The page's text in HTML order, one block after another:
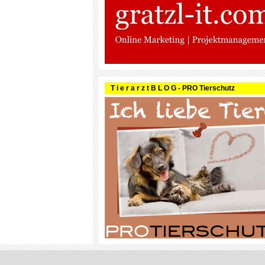
T i e r a r z t B L O G - PRO Tierschutz